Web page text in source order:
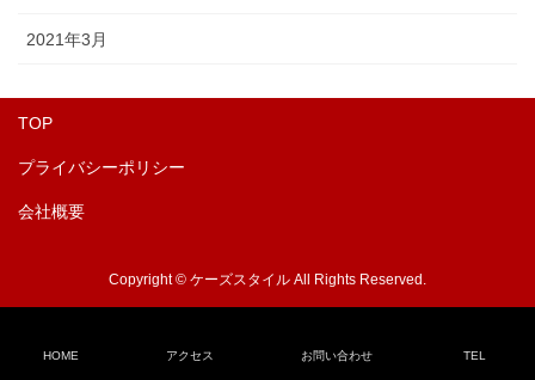
2021年3月
TOP
プライバシーポリシー
会社概要
Copyright © ケーズスタイル All Rights Reserved.
HOME アクセス お問い合わせ TEL